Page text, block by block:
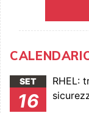
SET
16
RHEL: